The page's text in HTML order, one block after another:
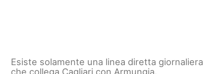
Esiste solamente una linea diretta giornaliera
che collega Cagliari con Armungia.